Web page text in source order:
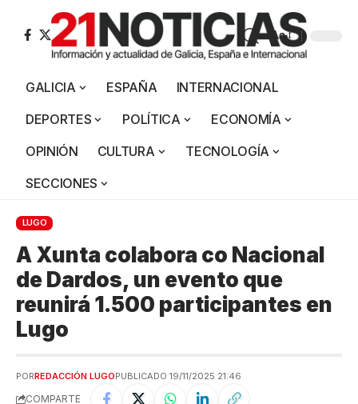
Aa
GALICIA ESPAÑA
INTERNACIONAL
DEPORTES
POLÍTICA
ECONOMÍA
OPINIÓN
CULTURA
TECNOLOGÍA
SECCIONES
LUGO
A Xunta colabora co Nacional
de Dardos, un evento que
reunirá 1.500 participantes en
Lugo
PORREDACCIÓN LUGOPUBLICADO 19/11/2025 21:46
COMPARTE